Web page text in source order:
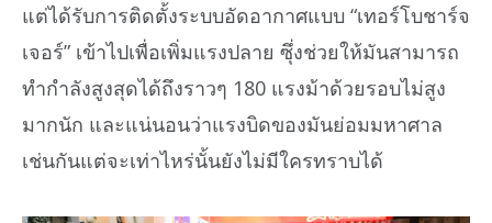
แต่ได้รับการติดตั้งระบบอัดอากาศแบบ “เทอร์โบชาร์จ
เจอร์” เข้าไปเพื่อเพิ่มแรงปลาย ซุึ่งช่วยให้มันสามารถ
ทำกำลังสูงสุดได้ถึงราวๆ 180 แรงม้าด้วยรอบไม่สูง
มากนัก และแน่นอนว่าแรงบิดของมันย่อมมหาศาล
เช่นกันแต่จะเท่าไหร่นั้นยังไม่มีใครทราบได้